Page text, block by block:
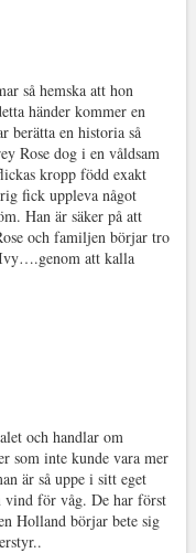
så hemska att hon
händer kommer en
berätta en historia så
Rose dog i en våldsam
kropp född exakt
fick uppleva något
Han är säker på att
och familjen börjar tro
Ivy….genom att kalla
och handlar om
som inte kunde vara mer
är så uppe i sitt eget
vind för våg. De har först
Holland börjar bete sig